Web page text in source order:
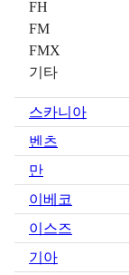
FH
FM
FMX
기타
스카니아
벤츠
만
이베코
이스즈
기아